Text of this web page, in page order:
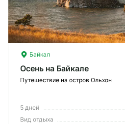
Байкал
Осень на Байкале
Путешествие на остров Ольхон
5 дней
Вид отдыха